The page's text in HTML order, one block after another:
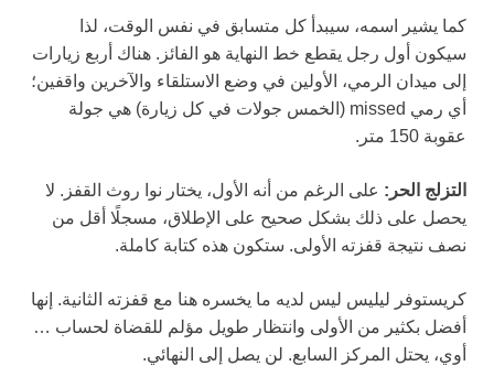
كما يشير اسمه، سيبدأ كل متسابق في نفس الوقت، لذا
سيكون أول رجل يقطع خط النهاية هو الفائز. هناك أربع زيارات
إلى ميدان الرمي، الأولين في وضع الاستلقاء والآخرين واقفين؛
أي رمي missed (الخمس جولات في كل زيارة) هي جولة
عقوبة 150 متر.
التزلج الحر: على الرغم من أنه الأول، يختار نوا روث القفز. لا
يحصل على ذلك بشكل صحيح على الإطلاق، مسجلًا أقل من
نصف نتيجة قفزته الأولى. ستكون هذه كتابة كاملة.
كريستوفر ليليس ليس لديه ما يخسره هنا مع قفزته الثانية. إنها
أفضل بكثير من الأولى وانتظار طويل مؤلم للقضاة لحساب …
أوي، يحتل المركز السابع. لن يصل إلى النهائي.